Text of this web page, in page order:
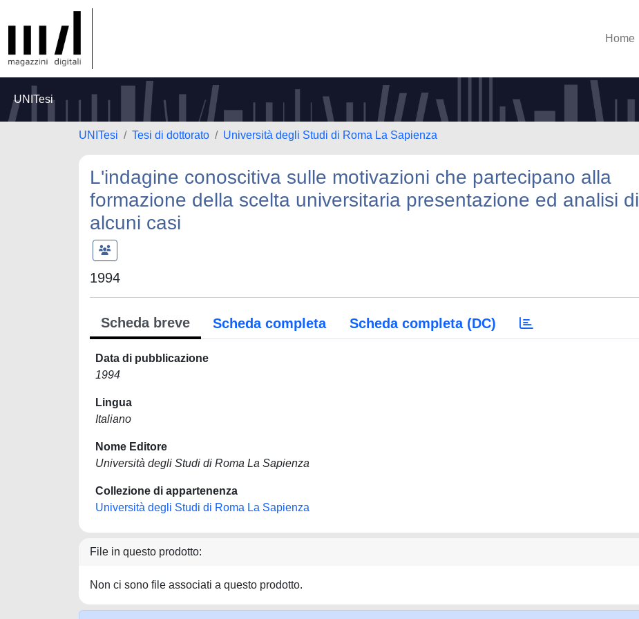
Home
UNITesi
UNITesi Tesi di dottorato Università degli Studi di Roma La Sapienza
L'indagine conoscitiva sulle motivazioni che partecipano alla
formazione della scelta universitaria presentazione ed analisi di
alcuni casi
1994
Scheda breve Scheda completa Scheda completa (DC)
Data di pubblicazione
1994
Lingua
Italiano
Nome Editore
Università degli Studi di Roma La Sapienza
Collezione di appartenenza
Università degli Studi di Roma La Sapienza
File in questo prodotto:
Non ci sono file associati a questo prodotto.